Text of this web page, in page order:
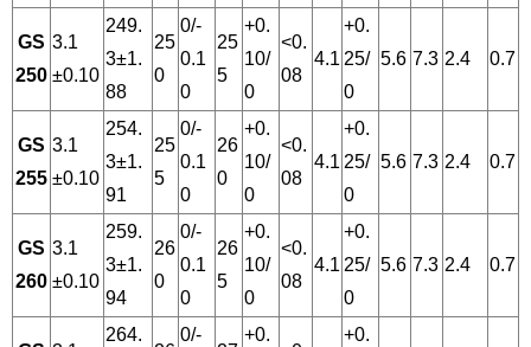
GS
250
3.1
±0.10
249.
3±1.
88
25
0
0/-
0.1
0
25
5
+0.
10/
0
<0.
08
4.1
+0.
25/
0
5.6 7.3 2.4 0.7
GS
255
3.1
±0.10
254.
3±1.
91
25
5
0/-
0.1
0
26
0
+0.
10/
0
<0.
08
4.1
+0.
25/
0
5.6 7.3 2.4 0.7
GS
260
3.1
±0.10
259.
3±1.
94
26
0
0/-
0.1
0
26
5
+0.
10/
0
<0.
08
4.1
+0.
25/
0
5.6 7.3 2.4 0.7
264.
0/-
+0.
+0.